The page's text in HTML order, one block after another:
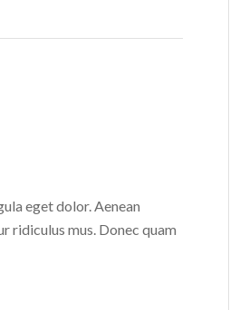
eget dolor. Aenean
ridiculus mus. Donec quam